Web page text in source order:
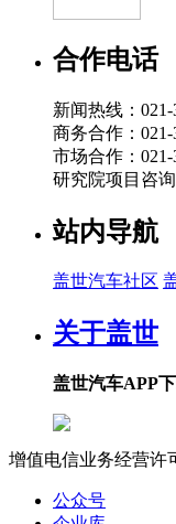
2026-07-22
安世 罗金
盖世直播
2026-07-
19:26
海力达
盖世直播
2026-07-22
20:51
智己汽车
2026-07-
19:09
合作电话
新闻热线：021-
商务合作：021-
市场合作：021-
研究院项目咨询
站内导航
盖世汽车社区
关于盖世
盖世汽车APP
增值电信业务经营许
公众号